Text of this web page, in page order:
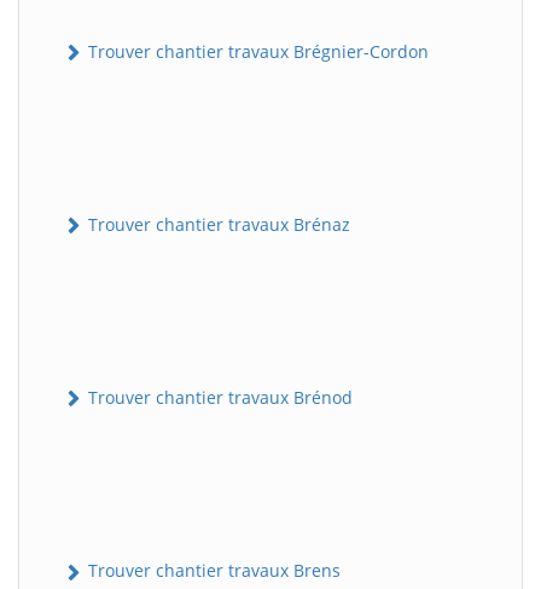
Trouver chantier travaux Brégnier-Cordon
Trouver chantier travaux Brénaz
Trouver chantier travaux Brénod
Trouver chantier travaux Brens